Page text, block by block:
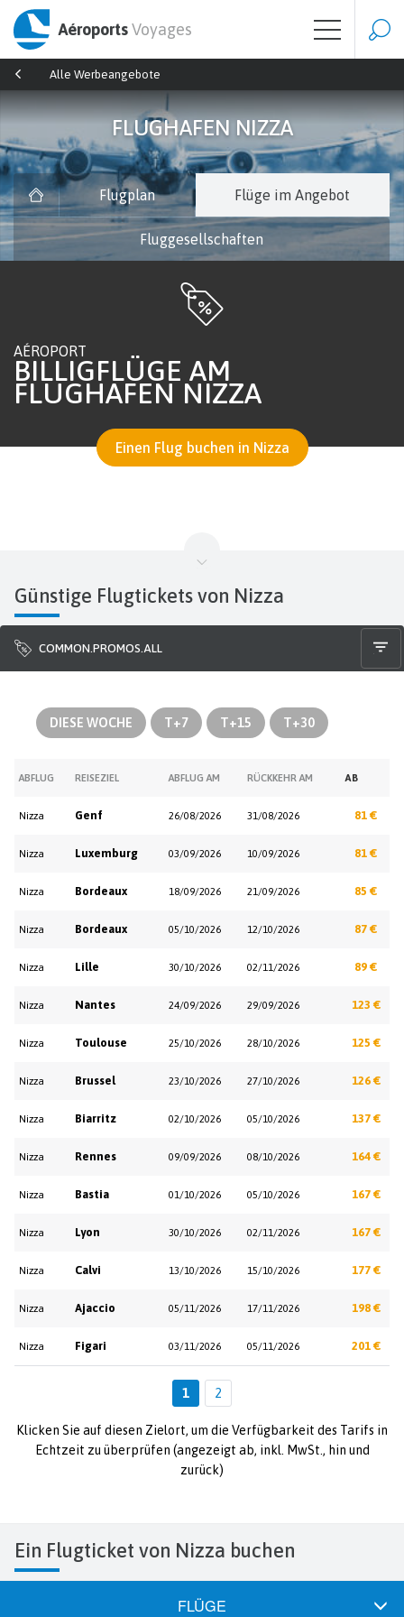
AéroportsVoyages
Alle Werbeangebote
FLUGHAFEN NIZZA
Flugplan Flüge im Angebot
Fluggesellschaften
AÉROPORT
BILLIGFLÜGE AM
FLUGHAFEN NIZZA
Einen Flug buchen in Nizza
Günstige Flugtickets von Nizza
COMMON.PROMOS.ALL
DIESE WOCHE T+7 T+15 T+30
ABFLUG REISEZIEL ABFLUG AM RÜCKKEHR AM AB
Nizza Genf 26/08/2026 31/08/2026 81 €
Nizza Luxemburg 03/09/2026 10/09/2026 81 €
Nizza Bordeaux 18/09/2026 21/09/2026 85 €
Nizza Bordeaux 05/10/2026 12/10/2026 87 €
Nizza Lille 30/10/2026 02/11/2026 89 €
Nizza Nantes 24/09/2026 29/09/2026 123 €
Nizza Toulouse 25/10/2026 28/10/2026 125 €
Nizza Brussel 23/10/2026 27/10/2026 126 €
Nizza Biarritz 02/10/2026 05/10/2026 137 €
Nizza Rennes 09/09/2026 08/10/2026 164 €
Nizza Bastia 01/10/2026 05/10/2026 167 €
Nizza Lyon 30/10/2026 02/11/2026 167 €
Nizza Calvi 13/10/2026 15/10/2026 177 €
Nizza Ajaccio 05/11/2026 17/11/2026 198 €
Nizza Figari 03/11/2026 05/11/2026 201 €
1 2
Klicken Sie auf diesen Zielort, um die Verfügbarkeit des Tarifs in
Echtzeit zu überprüfen (angezeigt ab, inkl. MwSt., hin und
zurück)
Ein Flugticket von Nizza buchen